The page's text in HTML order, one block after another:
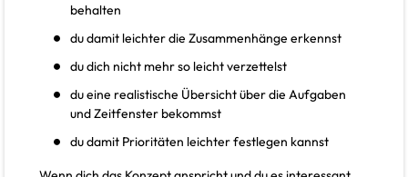
behalten
du damit leichter die Zusammenhänge erkennst
du dich nicht mehr so leicht verzettelst
du eine realistische Übersicht über die Aufgaben
und Zeitfenster bekommst
du damit Prioritäten leichter festlegen kannst